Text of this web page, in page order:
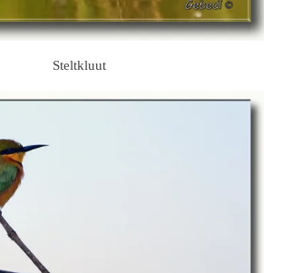
Steltkluut